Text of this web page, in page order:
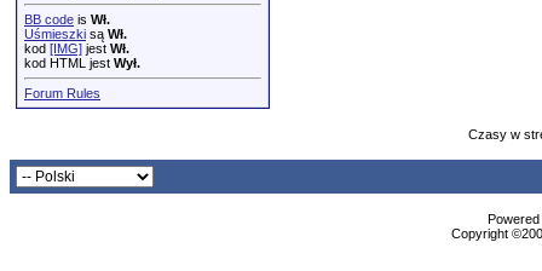
BB code is Wł.
Uśmieszki są Wł.
kod [IMG] jest Wł.
kod HTML jest Wył.
Forum Rules
Czasy w
Copyright